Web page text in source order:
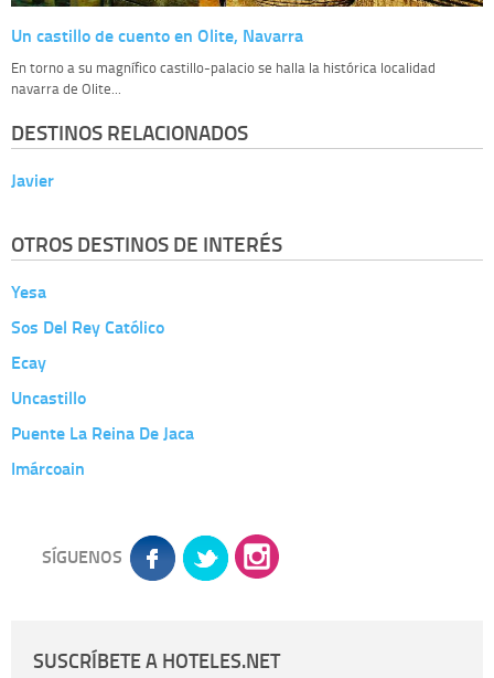
Un castillo de cuento en Olite, Navarra
En torno a su magnífico castillo-palacio se halla la histórica localidad
navarra de Olite...
DESTINOS RELACIONADOS
Javier
OTROS DESTINOS DE INTERÉS
Yesa
Sos Del Rey Católico
Ecay
Uncastillo
Puente La Reina De Jaca
Imárcoain
SÍGUENOS
SUSCRÍBETE A HOTELES.NET